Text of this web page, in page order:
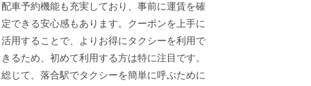
配車予約機能も充実しており、事前に運賃を確
定できる安心感もあります。クーポンを上手に
活用することで、よりお得にタクシーを利用で
きるため、初めて利用する方は特に注目です。
総じて、落合駅でタクシーを簡単に呼ぶために